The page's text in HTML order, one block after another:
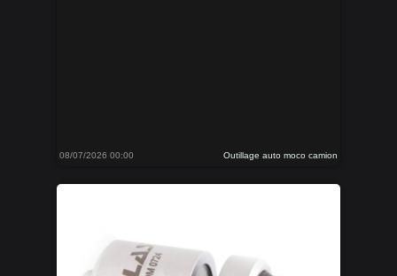
08/07/2026 00:00 Outillage auto moco camion